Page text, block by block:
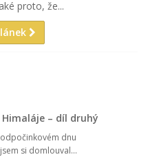
proto, že...
– díl druhý
dnu
si domlouval...